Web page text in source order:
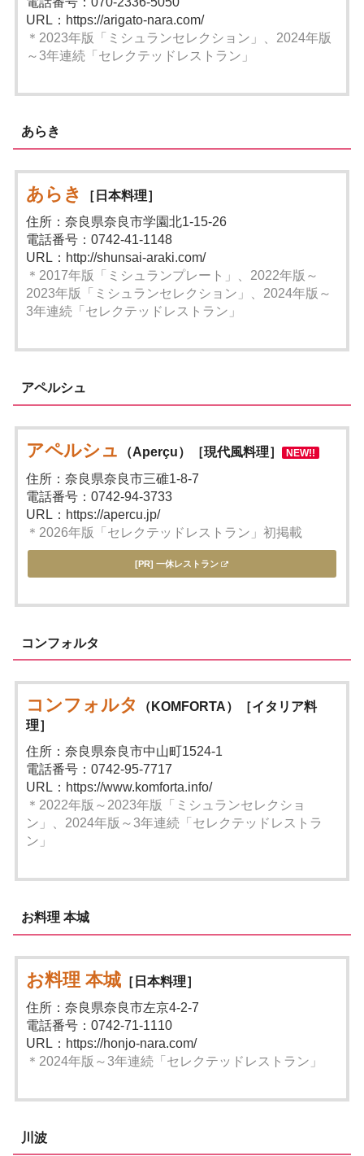
URL：https://arigato-nara.com/
＊2023年版「ミシュランセレクション」、2024年版
～3年連続「セレクテッドレストラン」
あらき
あらき
［日本料理］
住所：奈良県奈良市学園北1-15-26
電話番号：0742-41-1148
URL：http://shunsai-araki.com/
＊2017年版「ミシュランプレート」、2022年版～
2023年版「ミシュランセレクション」、2024年版～
3年連続「セレクテッドレストラン」
アペルシュ
アペルシュ （Aperçu）［現代風料理］ NEW!!
住所：奈良県奈良市三碓1-8-7
電話番号：0742-94-3733
URL：https://apercu.jp/
＊2026年版「セレクテッドレストラン」初掲載
[PR] 一休レストラン
コンフォルタ
コンフォルタ
（KOMFORTA）［イタリア料
理］
住所：奈良県奈良市中山町1524-1
電話番号：0742-95-7717
URL：https://www.komforta.info/
＊2022年版～2023年版「ミシュランセレクショ
ン」、2024年版～3年連続「セレクテッドレストラ
ン」
お料理 本城
お料理 本城 ［日本料理］
住所：奈良県奈良市左京4-2-7
電話番号：0742-71-1110
URL：https://honjo-nara.com/
＊2024年版～3年連続「セレクテッドレストラン」
川波